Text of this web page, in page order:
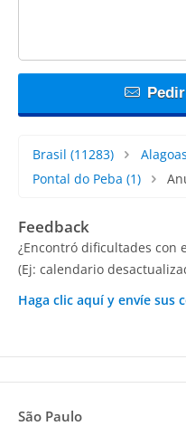
Brasil (11283) Alagoas
Pontal do Peba (1)
Feedback
¿Encontró dificultades con
(Ej: calendario
Haga clic aquí y envíe sus
São Paulo